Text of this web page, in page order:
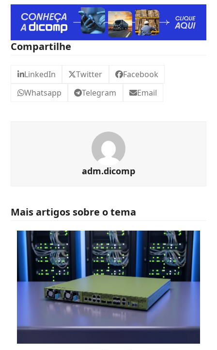
Compartilhe
LinkedIn Twitter
Facebook
Whatsapp
Telegram Email
adm.dicomp
Mais artigos sobre o tema